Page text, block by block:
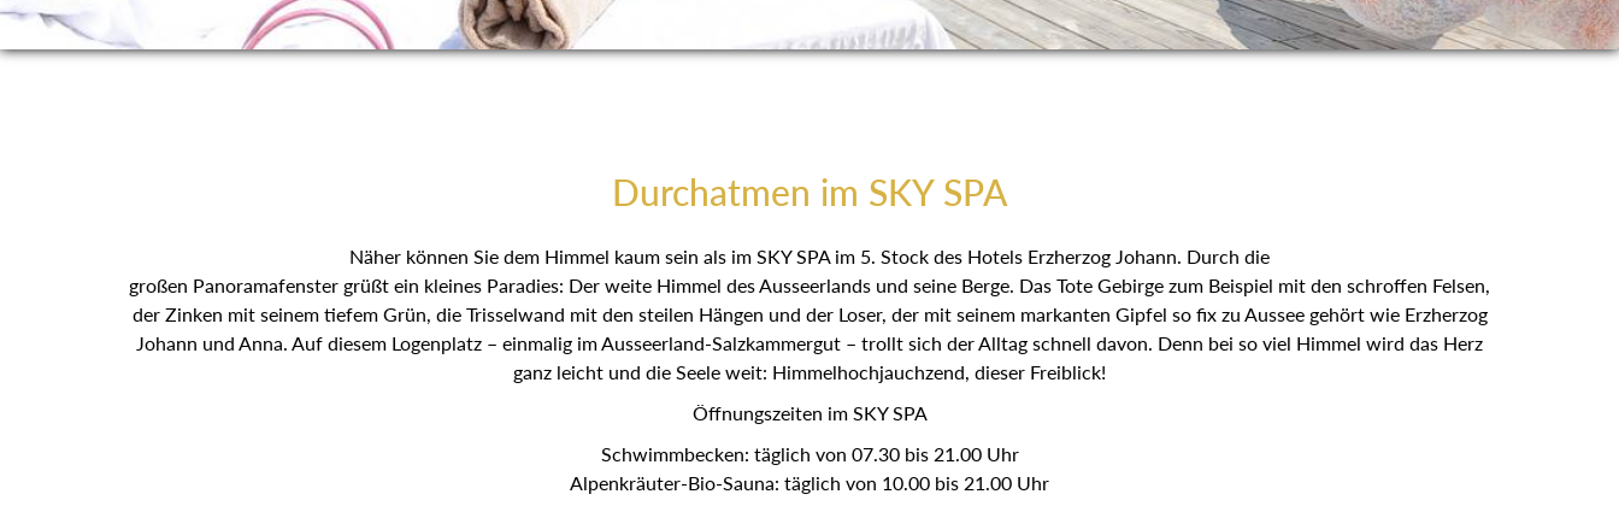
Durchatmen im SKY SPA
Näher können Sie dem Himmel kaum sein als im SKY SPA im 5. Stock des Hotels Erzherzog Johann. Durch die
großen Panoramafenster grüßt ein kleines Paradies: Der weite Himmel des Ausseerlands und seine Berge. Das Tote Gebirge zum Beispiel mit den schroffen Felsen,
der Zinken mit seinem tiefem Grün, die Trisselwand mit den steilen Hängen und der Loser, der mit seinem markanten Gipfel so fix zu Aussee gehört wie Erzherzog
Johann und Anna. Auf diesem Logenplatz – einmalig im Ausseerland-Salzkammergut – trollt sich der Alltag schnell davon. Denn bei so viel Himmel wird das Herz
ganz leicht und die Seele weit: Himmelhochjauchzend, dieser Freiblick!
Öffnungszeiten im SKY SPA
Schwimmbecken: täglich von 07.30 bis 21.00 Uhr
Alpenkräuter-Bio-Sauna: täglich von 10.00 bis 21.00 Uhr